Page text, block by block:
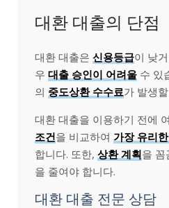
대환 대출의 단점
대환 대출은 신용등급이 낮
우 대출 승인이 어려울 수 있
의 중도상환 수수료가 발생
대환 대출을 이용하기 전에
조건을 비교하여 가장 유리
합니다. 또한, 상환 계획을 꼼
을 줄여야 합니다.
대환 대출 전문 상담